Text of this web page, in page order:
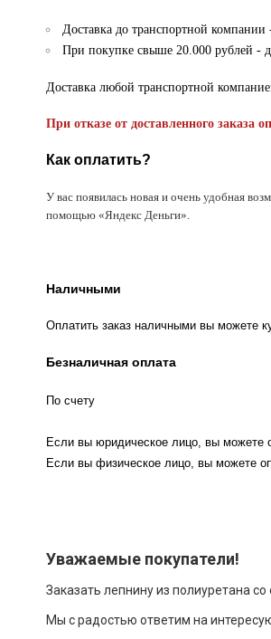
Доставка до транспортной компании
При покупке свыше 20.000 рублей -
Доставка любой транспортной
При отказе от доставленного заказа
Как оплатить?
У вас появилась новая и очень удобная
помощью «Яндекс Деньги».
Наличными
Оплатить заказ наличными вы можете
Безналичная оплата
По счету
Если вы юридическое лицо, вы можете
Если вы физическое лицо, вы можете
Уважаемые покупатели!
Заказать лепнину из полиуретана
Мы с радостью ответим на